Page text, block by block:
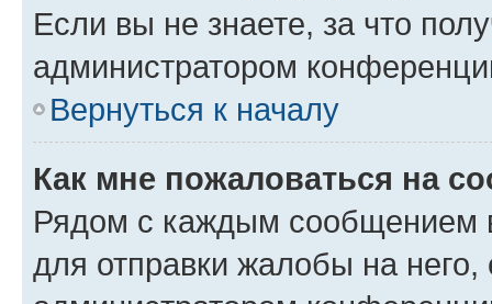
Если вы не знаете, за что
администратором
Вернуться к началу
Как мне пожаловаться на
Рядом с каждым сообщением
для отправки жалобы на